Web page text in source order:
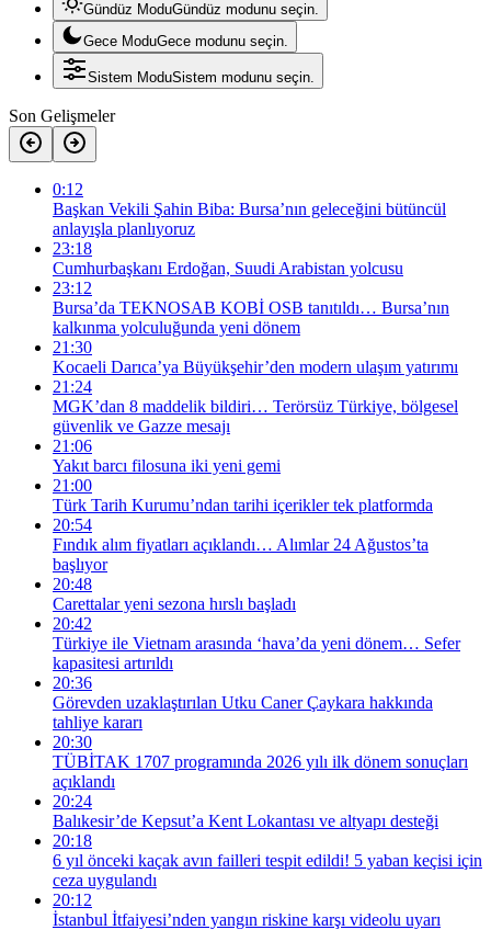
Gündüz ModuGündüz modunu seçin.
Gece ModuGece modunu seçin.
Sistem ModuSistem modunu seçin.
Son Gelişmeler
0:12
Başkan Vekili Şahin Biba: Bursa’nın geleceğini bütüncül
anlayışla planlıyoruz
23:18
Cumhurbaşkanı Erdoğan, Suudi Arabistan yolcusu
23:12
Bursa’da TEKNOSAB KOBİ OSB tanıtıldı… Bursa’nın
kalkınma yolculuğunda yeni dönem
21:30
Kocaeli Darıca’ya Büyükşehir’den modern ulaşım yatırımı
21:24
MGK’dan 8 maddelik bildiri… Terörsüz Türkiye, bölgesel
güvenlik ve Gazze mesajı
21:06
Yakıt barcı filosuna iki yeni gemi
21:00
Türk Tarih Kurumu’ndan tarihi içerikler tek platformda
20:54
Fındık alım fiyatları açıklandı… Alımlar 24 Ağustos’ta
başlıyor
20:48
Carettalar yeni sezona hırslı başladı
20:42
Türkiye ile Vietnam arasında ‘hava’da yeni dönem… Sefer
kapasitesi artırıldı
20:36
Görevden uzaklaştırılan Utku Caner Çaykara hakkında
tahliye kararı
20:30
TÜBİTAK 1707 programında 2026 yılı ilk dönem sonuçları
açıklandı
20:24
Balıkesir’de Kepsut’a Kent Lokantası ve altyapı desteği
20:18
6 yıl önceki kaçak avın failleri tespit edildi! 5 yaban keçisi için
ceza uygulandı
20:12
İstanbul İtfaiyesi’nden yangın riskine karşı videolu uyarı